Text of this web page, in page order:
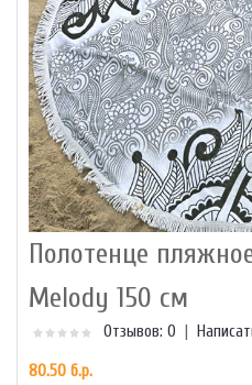
Полотенце
Melody 150 см
Отзывов: 0
80.50 б.р.